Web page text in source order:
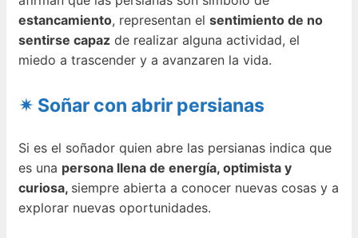
estancamiento, representan el sentimiento de no
sentirse capaz de realizar alguna actividad, el
miedo a trascender y a avanzaren la vida.
✴ Soñar con abrir persianas
Si es el soñador quien abre las persianas indica que
es una persona llena de energía, optimista y
curiosa, siempre abierta a conocer nuevas cosas y a
explorar nuevas oportunidades.